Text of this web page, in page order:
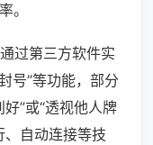
。
过第三方软件实
号”等功能，部分
”或“透视他人牌
、自动连接等技